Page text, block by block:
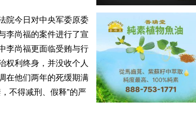
院今日对中央军委原委
李尚福的案件进行了宣
李尚福更面临受贿与行
权利终身，并没收个人
在他们两年的死缓期满
不得减刑、假释”的严